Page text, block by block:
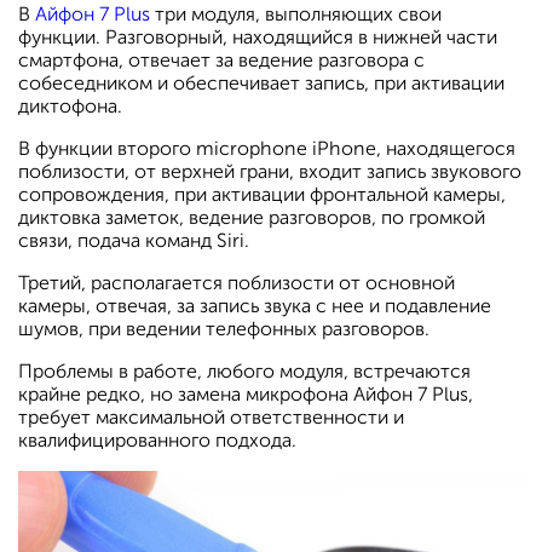
В Айфон 7 Plus три модуля, выполняющих свои
функции. Разговорный, находящийся в нижней части
смартфона, отвечает за ведение разговора с
собеседником и обеспечивает запись, при активации
диктофона.
В функции второго microphone iPhone, находящегося
поблизости, от верхней грани, входит запись звукового
сопровождения, при активации фронтальной камеры,
диктовка заметок, ведение разговоров, по громкой
связи, подача команд Siri.
Третий, располагается поблизости от основной
камеры, отвечая, за запись звука с нее и подавление
шумов, при ведении телефонных разговоров.
Проблемы в работе, любого модуля, встречаются
крайне редко, но замена микрофона Айфон 7 Plus,
требует максимальной ответственности и
квалифицированного подхода.